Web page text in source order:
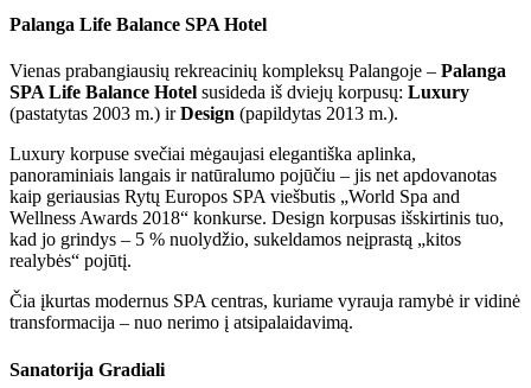
Palanga Life Balance SPA Hotel
Vienas prabangiausių rekreacinių kompleksų Palangoje – Palanga
SPA Life Balance Hotel susideda iš dviejų korpusų: Luxury
(pastatytas 2003 m.) irDesign (papildytas 2013 m.).
Luxury korpuse svečiai mėgaujasi elegantiška aplinka,
panoraminiais langais ir natūralumo pojūčiu – jis net apdovanotas
kaip geriausias Rytų Europos SPA viešbutis „World Spa and
Wellness Awards 2018“ konkurse. Design korpusas išskirtinis tuo,
kad jo grindys – 5 % nuolydžio, sukeldamos neįprastą „kitos
realybės“ pojūtį.
Čia įkurtas modernus SPA centras, kuriame vyrauja ramybė ir vidinė
transformacija – nuo nerimo į atsipalaidavimą.
Sanatorija Gradiali